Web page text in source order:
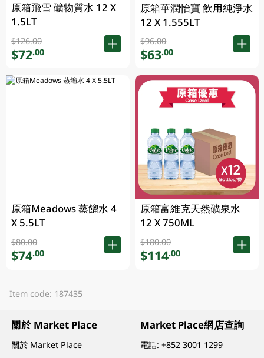
原箱飛雪 礦物質水 12 X
1.5LT
$126.00
$72.00
原箱Meadows 蒸餾水 4
X 5.5LT
$80.00
$74.00
原箱華潤怡寶 飲用純淨水
12 X 1.555LT
$96.00
$63.00
原箱富維克天然礦泉水
12 X 750ML
$180.00
$114.00
Item code: 187435
關於 Market Place
關於 Market Place
Market Place網店查詢
電話:+852 3001 1299